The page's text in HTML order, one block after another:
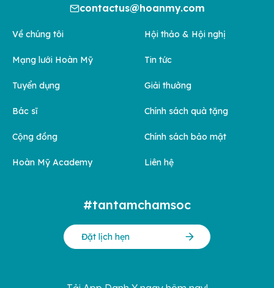
contactus@hoanmy.com
Về chúng tôi
Mạng lưới Hoàn Mỹ
Tuyển dụng
Bác sĩ
Cộng đồng
Hoàn Mỹ Academy
Hội thảo & Hội nghị
Tin tức
Giải thưởng
Chính sách quà tặng
Chính sách bảo mật
Liên hệ
#tantamchamsoc
Đặt lịch hẹn